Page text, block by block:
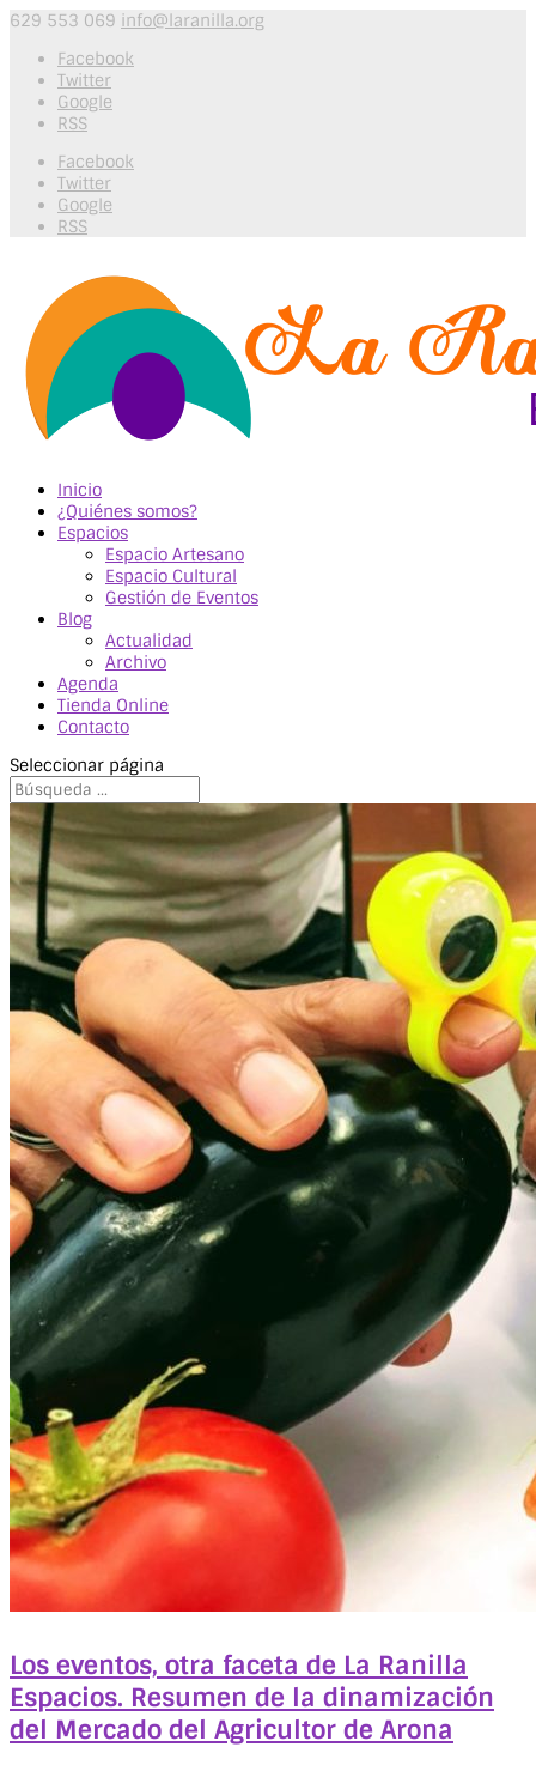
629 553 069 info@laranilla.org
Facebook
Twitter
Google
RSS
Facebook
Twitter
Google
RSS
Inicio
¿Quiénes somos?
Espacios
Espacio Artesano
Espacio Cultural
Gestión de Eventos
Blog
Actualidad
Archivo
Agenda
Tienda Online
Contacto
Seleccionar página
Los eventos, otra faceta de La Ranilla
Espacios. Resumen de la dinamización
del Mercado del Agricultor de Arona